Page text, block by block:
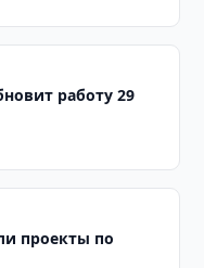
работу 29
проекты по